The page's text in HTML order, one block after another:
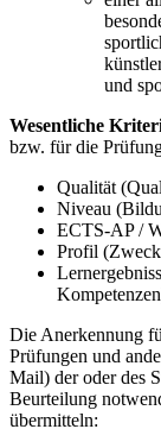
und
Wesentliche
bzw. für die
Qualität
Niveau
ECTS-AP /
Profil
Die Anerkennung
Prüfungen und
Mail) der oder des
Beurteilung
übermitteln: